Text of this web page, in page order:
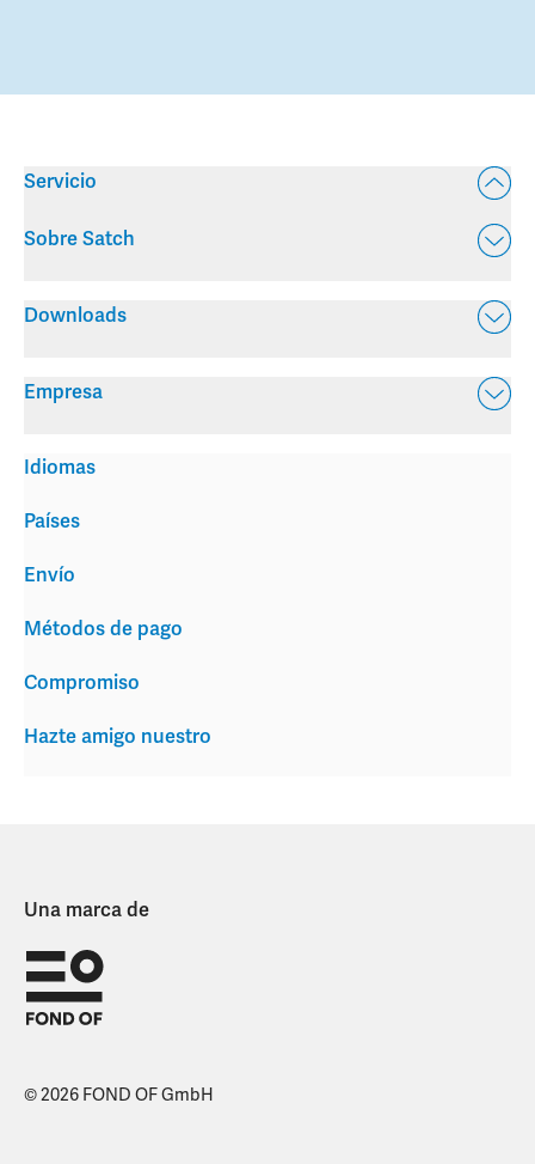
Servicio
Sobre Satch
Downloads
Empresa
Envío
Métodos de pago
Compromiso
Hazte amigo nuestro
Idiomas
Países
Una marca de
© 2026 FOND OF GmbH